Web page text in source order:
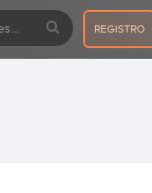
REGISTRO